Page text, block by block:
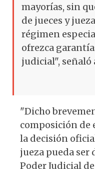
mayorías, sin
de jueces y
régimen
ofrezca
judicial", señaló
"Dicho
composición de
la decisión
jueza pueda
Poder Judicial